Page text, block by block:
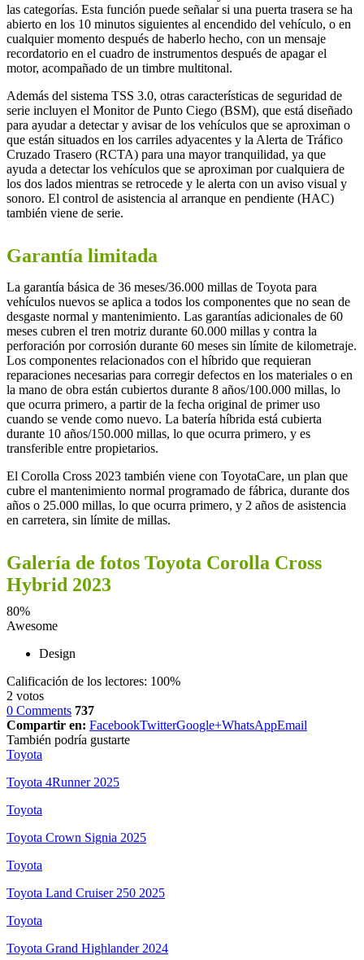
las categorías. Esta función puede señalar si una puerta trasera se ha
abierto en los 10 minutos siguientes al encendido del vehículo, o en
cualquier momento después de haberlo hecho, con un mensaje
recordatorio en el cuadro de instrumentos después de apagar el
motor, acompañado de un timbre multitonal.
Además del sistema TSS 3.0, otras características de seguridad de
serie incluyen el Monitor de Punto Ciego (BSM), que está diseñado
para ayudar a detectar y avisar de los vehículos que se aproximan o
que están situados en los carriles adyacentes y la Alerta de Tráfico
Cruzado Trasero (RCTA) para una mayor tranquilidad, ya que
ayuda a detectar los vehículos que se aproximan por cualquiera de
los dos lados mientras se retrocede y le alerta con un aviso visual y
sonoro. El control de asistencia al arranque en pendiente (HAC)
también viene de serie.
Garantía limitada
La garantía básica de 36 meses/36.000 millas de Toyota para
vehículos nuevos se aplica a todos los componentes que no sean de
desgaste normal y mantenimiento. Las garantías adicionales de 60
meses cubren el tren motriz durante 60.000 millas y contra la
perforación por corrosión durante 60 meses sin límite de kilometraje.
Los componentes relacionados con el híbrido que requieran
reparaciones necesarias para corregir defectos en los materiales o en
la mano de obra están cubiertos durante 8 años/100.000 millas, lo
que ocurra primero, a partir de la fecha original de primer uso
cuando se vende como nuevo. La batería híbrida está cubierta
durante 10 años/150.000 millas, lo que ocurra primero, y es
transferible entre propietarios.
El Corolla Cross 2023 también viene con ToyotaCare, un plan que
cubre el mantenimiento normal programado de fábrica, durante dos
años o 25.000 millas, lo que ocurra primero, y 2 años de asistencia
en carretera, sin límite de millas.
Galería de fotos Toyota Corolla Cross
Hybrid 2023
80%
Awesome
Design
Calificación de los lectores: 100%
2 votos
0 Comments 737
Compartir en: FacebookTwitterGoogle+WhatsAppEmail
También podría gustarte
Toyota
Toyota 4Runner 2025
Toyota
Toyota Crown Signia 2025
Toyota
Toyota Land Cruiser 250 2025
Toyota
Toyota Grand Highlander 2024